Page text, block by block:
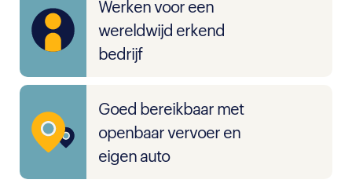
Werken voor een
wereldwijd erkend
bedrijf
Goed bereikbaar met
openbaar vervoer en
eigen auto